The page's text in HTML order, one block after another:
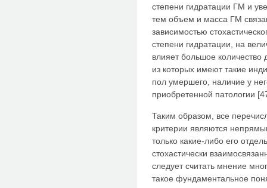
степени гидратации ГМ и
тем объем и масса ГМ
зависимостью
степени гидратации, на
влияет большое
из которых имеют такие
пол умершего, наличие у
приобретенной патологии
Таким образом, все
критерии являются
только какие-либо его
стохастически
следует считать мнение
такое фундаментальное